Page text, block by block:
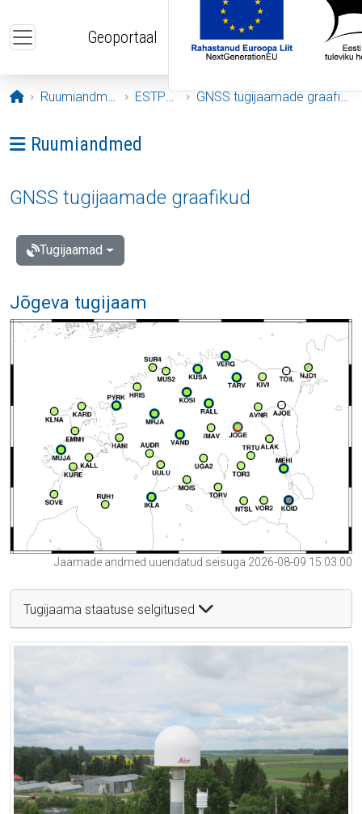
Geoportaal
Avaleht
Ruumiandmed ESTPOS GNSS tugijaamade graafikud
Ava menüü: Ruumiandmed
Ruumiandmed
GNSS tugijaamade graafikud
Tugijaamad
Jõgeva tugijaam
Jaamade andmed uuendatud seisuga 2026-08-09 15:03:00
Tugijaama staatuse selgitused